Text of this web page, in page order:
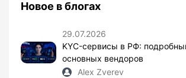
Новое в блогах
29.07.2026
KYC-сервисы в РФ:
основных вендоров
Alex Zverev